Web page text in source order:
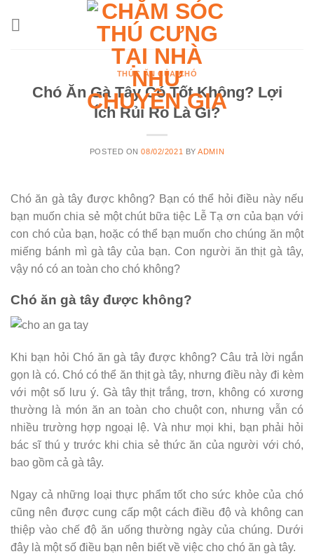
THỨC ĂN CỦA CHÓ
Chó Ăn Gà Tây Có Tốt Không? Lợi
Ích Rủi Ro Là Gì?
POSTED ON08/02/2021 BYADMIN
Chó ăn gà tây được không? Bạn có thể hỏi điều này nếu
bạn muốn chia sẻ một chút bữa tiệc Lễ Tạ ơn của bạn với
con chó của bạn, hoặc có thể bạn muốn cho chúng ăn một
miếng bánh mì gà tây của bạn. Con người ăn thịt gà tây,
vậy nó có an toàn cho chó không?
Chó ăn gà tây được không?
Khi bạn hỏi Chó ăn gà tây được không? Câu trả lời ngắn
gọn là có. Chó có thể ăn thịt gà tây, nhưng điều này đi kèm
với một số lưu ý. Gà tây thịt trắng, trơn, không có xương
thường là món ăn an toàn cho chuột con, nhưng vẫn có
nhiều trường hợp ngoại lệ. Và như mọi khi, bạn phải hỏi
bác sĩ thú y trước khi chia sẻ thức ăn của người với chó,
bao gồm cả gà tây.
Ngay cả những loại thực phẩm tốt cho sức khỏe của chó
cũng nên được cung cấp một cách điều độ và không can
thiệp vào chế độ ăn uống thường ngày của chúng. Dưới
đây là một số điều bạn nên biết về việc cho chó ăn gà tây.